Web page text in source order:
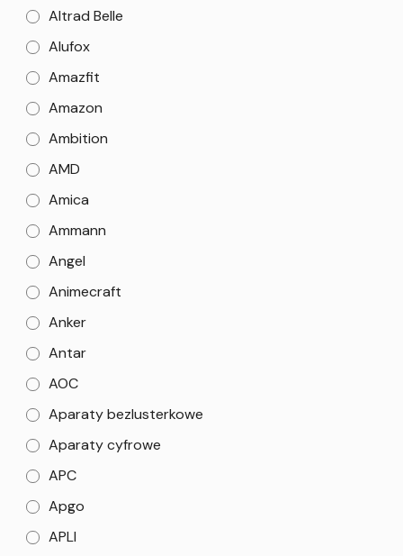
Altrad Belle
Alufox
Amazfit
Amazon
Ambition
AMD
Amica
Ammann
Angel
Animecraft
Anker
Antar
AOC
Aparaty bezlusterkowe
Aparaty cyfrowe
APC
Apgo
APLI